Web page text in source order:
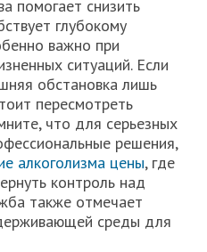
помогает снизить
глубокому
важно при
ситуаций. Если
обстановка лишь
пересмотреть
что для серьезных
решения,
алкоголизма цены, где
контроль над
также отмечает
среды для